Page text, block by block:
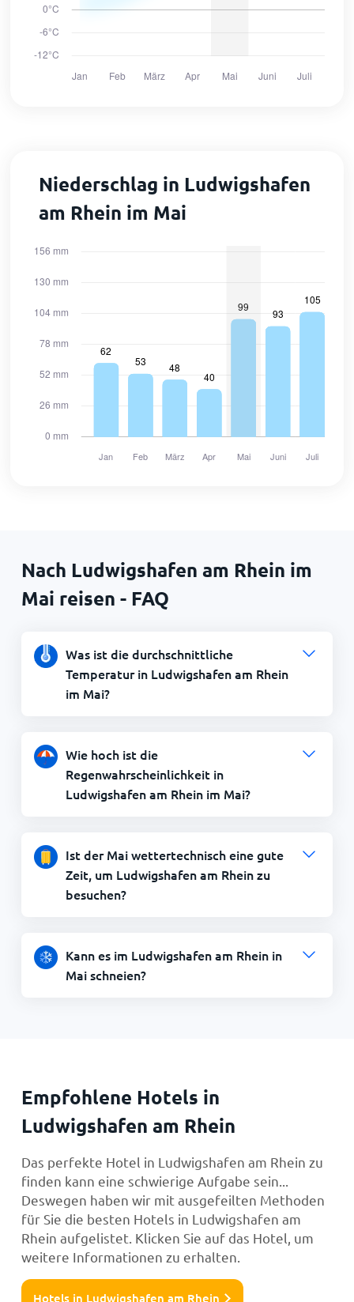
Niederschlag in Ludwigshafen
am Rhein im Mai
Nach Ludwigshafen am Rhein im
Mai reisen - FAQ
Was ist die durchschnittliche
Temperatur in Ludwigshafen am Rhein
im Mai?
Wie hoch ist die
Regenwahrscheinlichkeit in
Ludwigshafen am Rhein im Mai?
Ist der Mai wettertechnisch eine gute
Zeit, um Ludwigshafen am Rhein zu
besuchen?
Kann es im Ludwigshafen am Rhein in
Mai schneien?
Empfohlene Hotels in
Ludwigshafen am Rhein
Das perfekte Hotel in Ludwigshafen am Rhein zu
finden kann eine schwierige Aufgabe sein...
Deswegen haben wir mit ausgefeilten Methoden
für Sie die besten Hotels in Ludwigshafen am
Rhein aufgelistet. Klicken Sie auf das Hotel, um
weitere Informationen zu erhalten.
Hotels in Ludwigshafen am Rhein